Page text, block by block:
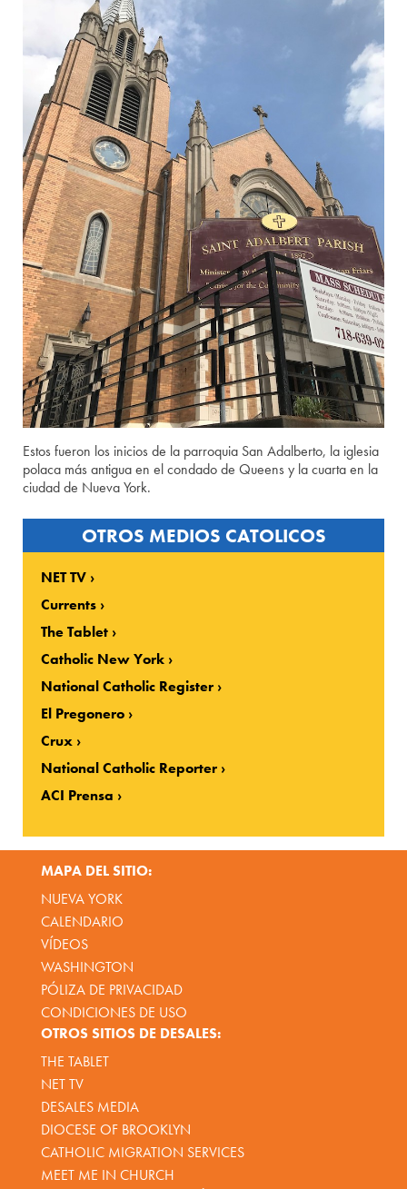
Estos fueron los inicios de la parroquia San Adalberto, la iglesia
polaca más antigua en el condado de Queens y la cuarta en la
ciudad de Nueva York.
OTROS MEDIOS CATOLICOS
NET TV
Currents
The Tablet
Catholic New York
National Catholic Register
El Pregonero
Crux
National Catholic Reporter
ACI Prensa
MAPA DEL SITIO:
NUEVA YORK
CALENDARIO
VÍDEOS
WASHINGTON
PÓLIZA DE PRIVACIDAD
CONDICIONES DE USO
OTROS SITIOS DE DESALES:
THE TABLET
NET TV
DESALES MEDIA
DIOCESE OF BROOKLYN
CATHOLIC MIGRATION SERVICES
MEET ME IN CHURCH